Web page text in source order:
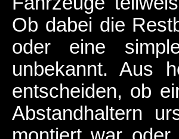
Ob dabei die
oder eine
unbekannt. Aus
entscheiden, ob
Abstandhaltern